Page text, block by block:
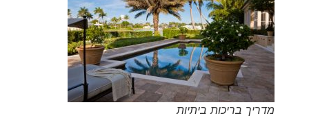
מדריך בריכות ביתיות